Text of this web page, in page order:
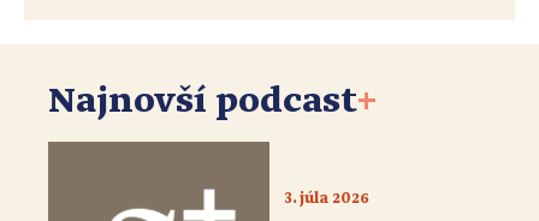
Najnovší podcast+
3. júla 2026